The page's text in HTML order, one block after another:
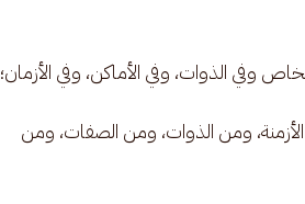
وفي الذوات، وفي الأماكن، وفي الأزمان؛
ومن الذوات، ومن الصفات، ومن